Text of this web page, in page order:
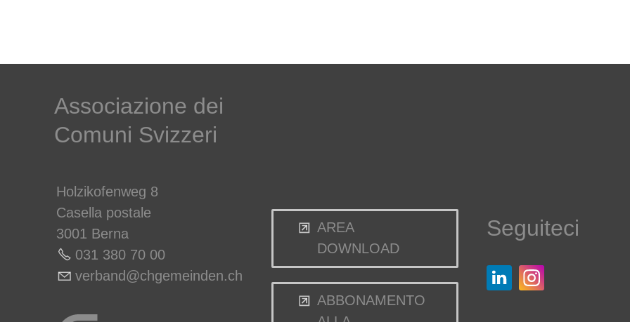
Associazione dei
Comuni Svizzeri
Holzikofenweg 8
Casella postale
3001 Berna
031 380 70 00
v rb nd chg m nd n ch
AREA
DOWNLOAD
ABBONAMENTO
Seguiteci